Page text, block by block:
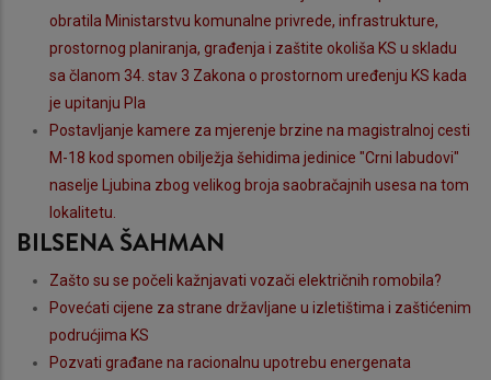
obratila Ministarstvu komunalne privrede, infrastrukture,
prostornog planiranja, građenja i zaštite okoliša KS u skladu
sa članom 34. stav 3 Zakona o prostornom uređenju KS kada
je upitanju Pla
Postavljanje kamere za mjerenje brzine na magistralnoj cesti
M-18 kod spomen obilježja šehidima jedinice "Crni labudovi"
naselje Ljubina zbog velikog broja saobračajnih usesa na tom
lokalitetu.
BILSENA ŠAHMAN
Zašto su se počeli kažnjavati vozači električnih romobila?
Povećati cijene za strane državljane u izletištima i zaštićenim
podrućjima KS
Pozvati građane na racionalnu upotrebu energenata